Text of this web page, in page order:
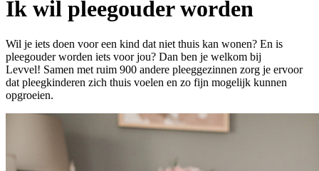
Ik wil pleegouder worden
Wil je iets doen voor een kind dat niet thuis kan wonen? En is
pleegouder worden iets voor jou? Dan ben je welkom bij
Levvel! Samen met ruim 900 andere pleeggezinnen zorg je ervoor
dat pleegkinderen zich thuis voelen en zo fijn mogelijk kunnen
opgroeien.